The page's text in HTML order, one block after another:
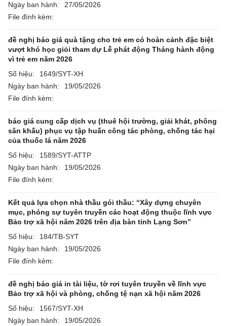
Ngày ban hành:
27/05/2026
File đính kèm:
đề nghị báo giá quà tặng cho trẻ em có hoàn cảnh đặc biệt
vượt khó học giỏi tham dự Lễ phát động Tháng hành động
vì trẻ em năm 2026
Số hiệu:
1649/SYT-XH
Ngày ban hành:
19/05/2026
File đính kèm:
báo giá cung cấp dịch vụ (thuê hội trường, giải khát, phông
sân khấu) phục vụ tập huấn công tác phòng, chống tác hại
của thuốc lá năm 2026
Số hiệu:
1589/SYT-ATTP
Ngày ban hành:
19/05/2026
File đính kèm:
Kết quả lựa chọn nhà thầu gói thầu: “Xây dựng chuyên
mục, phóng sự tuyên truyền các hoạt động thuộc lĩnh vực
Bảo trợ xã hội năm 2026 trên địa bàn tỉnh Lạng Sơn”
Số hiệu:
184/TB-SYT
Ngày ban hành:
19/05/2026
File đính kèm:
đề nghị báo giá in tài liệu, tờ rơi tuyên truyền về lĩnh vực
Bảo trợ xã hội và phòng, chống tệ nạn xã hội năm 2026
Số hiệu:
1567/SYT-XH
Ngày ban hành:
19/05/2026